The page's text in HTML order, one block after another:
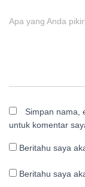
Apa yang Anda
Simpan nama,
untuk komentar
Beritahu saya
Beritahu saya